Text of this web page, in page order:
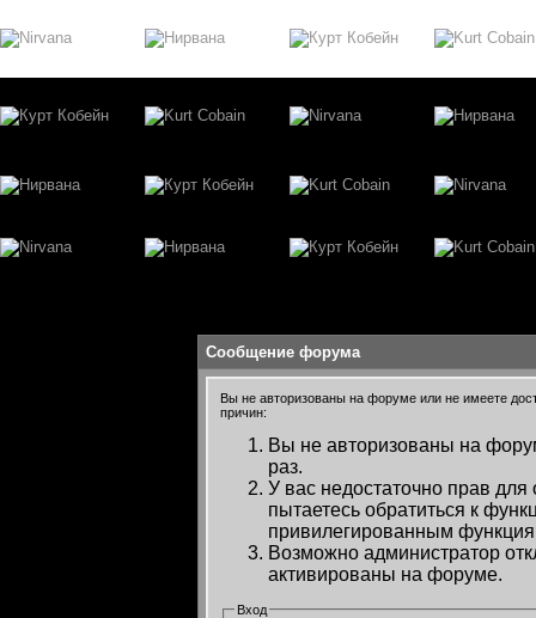
Сообщение форума
Вы не авторизованы на форуме или не имеете
причин:
Вы не авторизованы на
раз.
У вас недостаточно прав
пытаетесь обратиться к
привилегированным
Возможно администратор
активированы на форуме.
Вход